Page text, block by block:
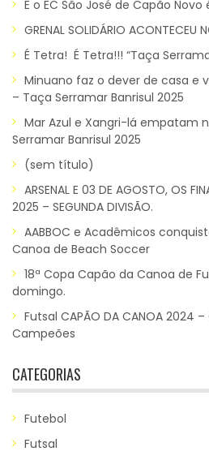
E o EC São José de Capão Novo
GRENAL SOLIDÁRIO ACONTECEU
É Tetra! É Tetra!!! “Taça
Minuano faz o dever de casa e
– Taça Serramar Banrisul 2025
Mar Azul e Xangri-lá empatam
Serramar Banrisul 2025
(sem título)
ARSENAL E 03 DE AGOSTO, OS
2025 – SEGUNDA DIVISÃO.
AABBOC e Acadêmicos
Canoa de Beach Soccer
18ª Copa Capão da Canoa de
domingo.
Futsal CAPÃO DA CANOA 2024
Campeões
CATEGORIAS
Futebol
Futsal